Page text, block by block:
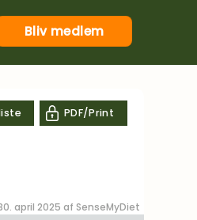
Bliv medlem
PDF/Print
april 2025 af SenseMyDiet